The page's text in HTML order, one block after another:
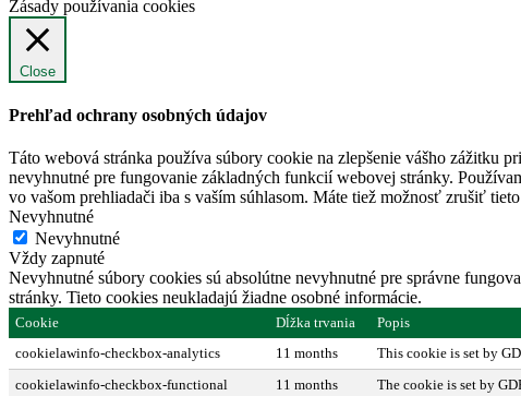
Zásady používania cookies
Close
Prehľad ochrany osobných údajov
Táto webová stránka používa súbory cookie na zlepšenie vášho zážitku
nevyhnutné pre fungovanie základných funkcií webovej stránky.
vo vašom prehliadači iba s vaším súhlasom. Máte tiež možnosť zrušiť
Nevyhnutné
Nevyhnutné
Vždy zapnuté
Nevyhnutné súbory cookies sú absolútne nevyhnutné pre správne
stránky. Tieto cookies neukladajú žiadne osobné informácie.
Cookie Dĺžka trvania
Popis
cookielawinfo-checkbox-analytics
11 months
This cookie is set by
cookielawinfo-checkbox-functional
11 months The cookie is set by